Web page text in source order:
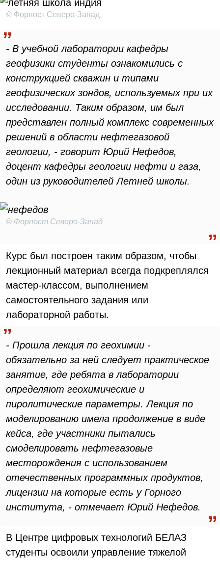
© Форпост Северо-Запад
- В учебной лаборатории кафедры
геофизики студенты ознакомились с
конструкцией скважин и типами
геофизических зондов, используемых при их
исследовании. Таким образом, им был
представлен полный комплекс современных
решений в области нефтегазовой
геологии, - говорит Юрий Нефедов,
доцент кафедры геологии нефти и газа,
один из руководителей Летней школы.
© Форпост Северо-Запад
Курс был построен таким образом, чтобы
лекционный материал всегда подкреплялся
мастер-классом, выполнением
самостоятельного задания или
лабораторной работы.
- Прошла лекция по геохимии -
обязательно за ней следует практическое
занятие, где ребята в лаборатории
определяют геохимические и
пиролитические параметры. Лекция по
моделированию имела продолжение в виде
кейса, где участники пытались
смоделировать нефтегазовые
месторождения с использованием
отечественных программных продуктов,
лицензии на которые есть у Горного
института, - отмечает Юрий Нефедов.
В Центре цифровых технологий БЕЛАЗ
студенты освоили управление тяжелой